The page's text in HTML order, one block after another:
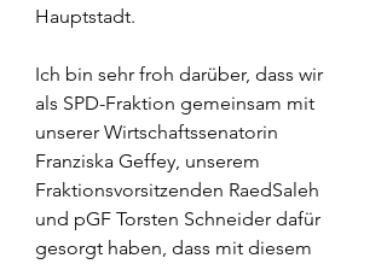
Hauptstadt.
Ich bin sehr froh darüber, dass wir
als SPD-Fraktion gemeinsam mit
unserer Wirtschaftssenatorin
Franziska Geffey, unserem
Fraktionsvorsitzenden RaedSaleh
und pGF Torsten Schneider dafür
gesorgt haben, dass mit diesem